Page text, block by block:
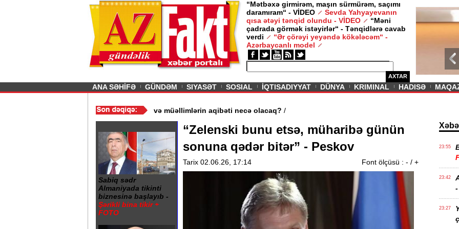
“Mətbəxə girmirəm, maşın sürmürəm, saçımı
daramıram“ - VİDEO
Sevda Yahyayevanın
qısa ətəyi tənqid olundu - VİDEO
“Məni
çadrada görmək istəyirlər“ - Tənqidlərə cavab
verdi
“Ər çörəyi yeyəndə kökələcəm“ -
Azərbaycanlı model
AXTAR
Previous
ANA SƏHİFƏ GÜNDƏM SIYASƏT SOSIAL İQTISADIYYAT DÜNYA KRIMINAL HADISƏ
Gədəbəydə 3 məktəb bağlandı - Şagird və müəllimlərin aqibəti necə olacaq?
Sabiq sədr
Almaniyada tikinti
biznesinə başlayıb -
Şərikli bina tikir +
FOTO
“Zelenski bunu etsə, müharibə günün
sonuna qədər bitər” - Peskov
Tarix 02.06.26, 17:14 Font ölçüsü : - / +
23:55
23:42
-
23:27